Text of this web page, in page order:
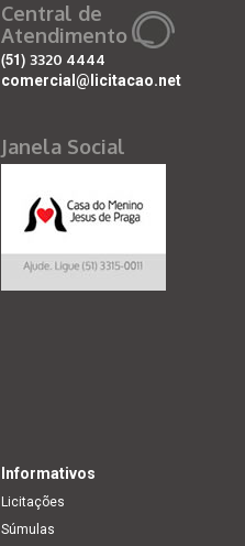
Central de
Atendimento
(51) 3320 4444
comercial@licitacao.net
Janela Social
Informativos
Licitações
Súmulas